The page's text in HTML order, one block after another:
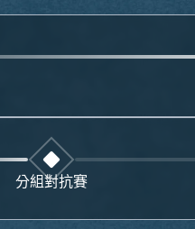
分組對抗賽